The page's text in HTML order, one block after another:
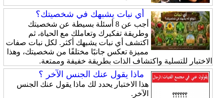
أي نبات يشبهك في شخصيتك؟
أجب عن 8 أسئلة بسيطة عن شخصيتك
وطريقة تفكيرك وتعاملك مع الحياة، ثم
اكتشف أي نبات يشبهك أكثر. لكل نبات صفات
مميزة تعكس جانبًا مختلفًا من شخصيتك، وهذا
الاختبار للتسلية واكتشاف الذات بطريقة خفيفة وممتعة.
ماذا يقول عنك الجنس الآخر ؟
هذا الاختبار يحدد لك ماذا يقول عنك الجنس
الآخر.